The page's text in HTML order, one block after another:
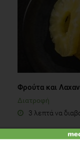
Φρούτα και
Διατροφή
3 λεπτά να